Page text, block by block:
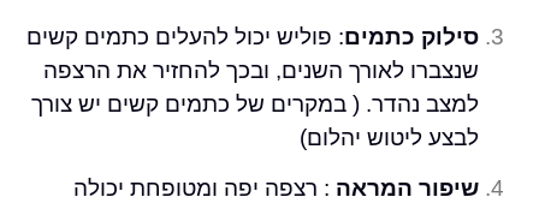
כתמים: פוליש יכול להעלים כתמים קשים
לאורך השנים, ובכך להחזיר את הרצפה
נהדר. ( במקרים של כתמים קשים יש צורך
ליטוש יהלום)
המראה : רצפה יפה ומטופחת יכולה